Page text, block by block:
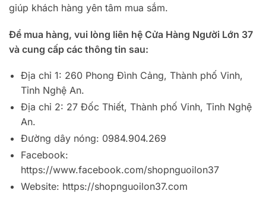
giúp khách hàng yên tâm mua sắm.
Để mua hàng, vui lòng liên hệ Cửa Hàng Người Lớn 37
và cung cấp các thông tin sau:
Địa chỉ 1: 260 Phong Đình Cảng, Thành phố Vinh,
Tỉnh Nghệ An.
Địa chỉ 2: 27 Đốc Thiết, Thành phố Vinh, Tỉnh Nghệ
An.
Đường dây nóng: 0984.904.269
Facebook:
https://www.facebook.com/shopnguoilon37
Website: https://shopnguoilon37.com